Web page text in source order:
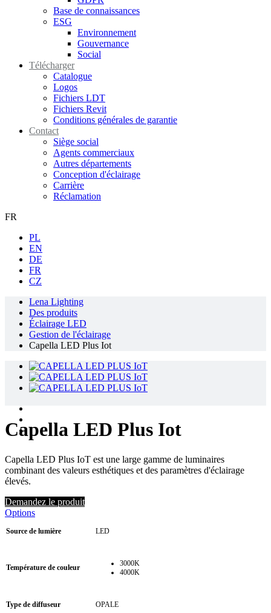
Base de connaissances
ESG
Environnement
Gouvernance
Social
Télécharger
Catalogue
Logos
Fichiers LDT
Fichiers Revit
Conditions générales de garantie
Contact
Siège social
Agents commerciaux
Autres départements
Conception d'éclairage
Carrière
Réclamation
FR
PL
EN
DE
FR
CZ
Lena Lighting
Des produits
Éclairage LED
Gestion de l'éclairage
Capella LED Plus Iot
Capella LED Plus Iot
Capella LED Plus IoT est une large gamme de luminaires
combinant des valeurs esthétiques et des paramètres d'éclairage
élevés.
Demandez le produit
Options
Source de lumière LED
Température de couleur
3000K
4000K
Type de diffuseur OPALE